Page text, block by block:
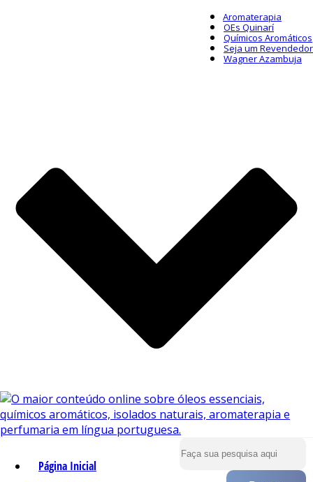
Aromaterapia
OEs Quinarí
Químicos Aromáticos
Seja um Revendedor
Wagner Azambuja
Página Inicial